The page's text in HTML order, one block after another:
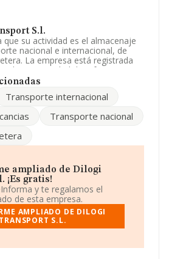
S.l.
su actividad es el almacenaje
nacional e internacional, de
La empresa está registrada
La actividad de referencia
'Transporte de mercancías por
exteriores.
acceder a su página web en
Dilogi Transport S.L, con NIF
en el municipio de Barbera
Cataluña.
y disponiendo de los datos de
a nivel nacional la facturación
de euros y en 2000 la media
entre todas las compañías
en el ámbito sectorial, la media
Transporte internacional
Transporte nacional
ampliado de Dilogi
¡Es gratis!
y te regalamos el
de esta empresa.
AMPLIADO DE DILOGI
TRANSPORT S.L.